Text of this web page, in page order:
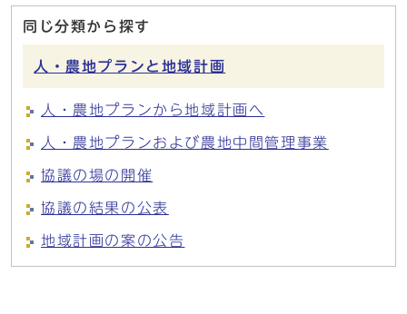
同じ分類から探す
人・農地プランと地域計画
人・農地プランから地域計画へ
人・農地プランおよび農地中間管理事業
協議の場の開催
協議の結果の公表
地域計画の案の公告